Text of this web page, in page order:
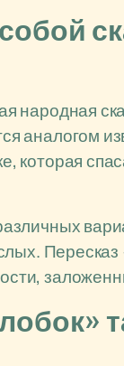
народная
аналогом
которая